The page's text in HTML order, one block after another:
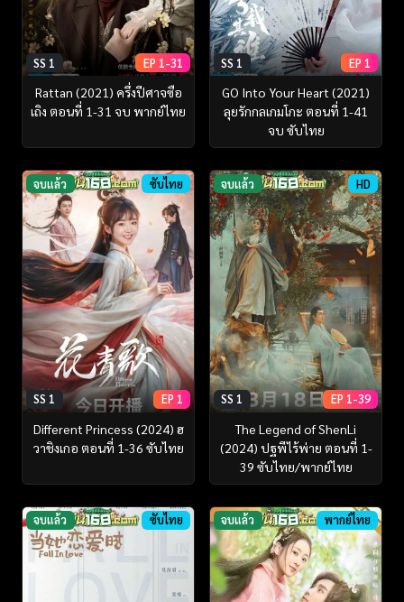
SS 1 EP 1-31
Rattan (2021) ครึ่งปีศาจซือ
เถิง ตอนที่ 1-31 จบ พากย์ไทย
SS 1 EP 1
GO Into Your Heart (2021)
ลุยรักกลเกมโกะ ตอนที่ 1-41
จบ ซับไทย
จบแล้ว ซับไทย
SS 1 EP 1
Different Princess (2024) ฮ
วาชิงเกอ ตอนที่ 1-36 ซับไทย
จบแล้ว HD
SS 1 EP 1-39
The Legend of ShenLi
(2024) ปฐพีไร้พ่าย ตอนที่ 1-
39 ซับไทย/พากย์ไทย
จบแล้ว ซับไทย จบแล้ว พากย์ไทย